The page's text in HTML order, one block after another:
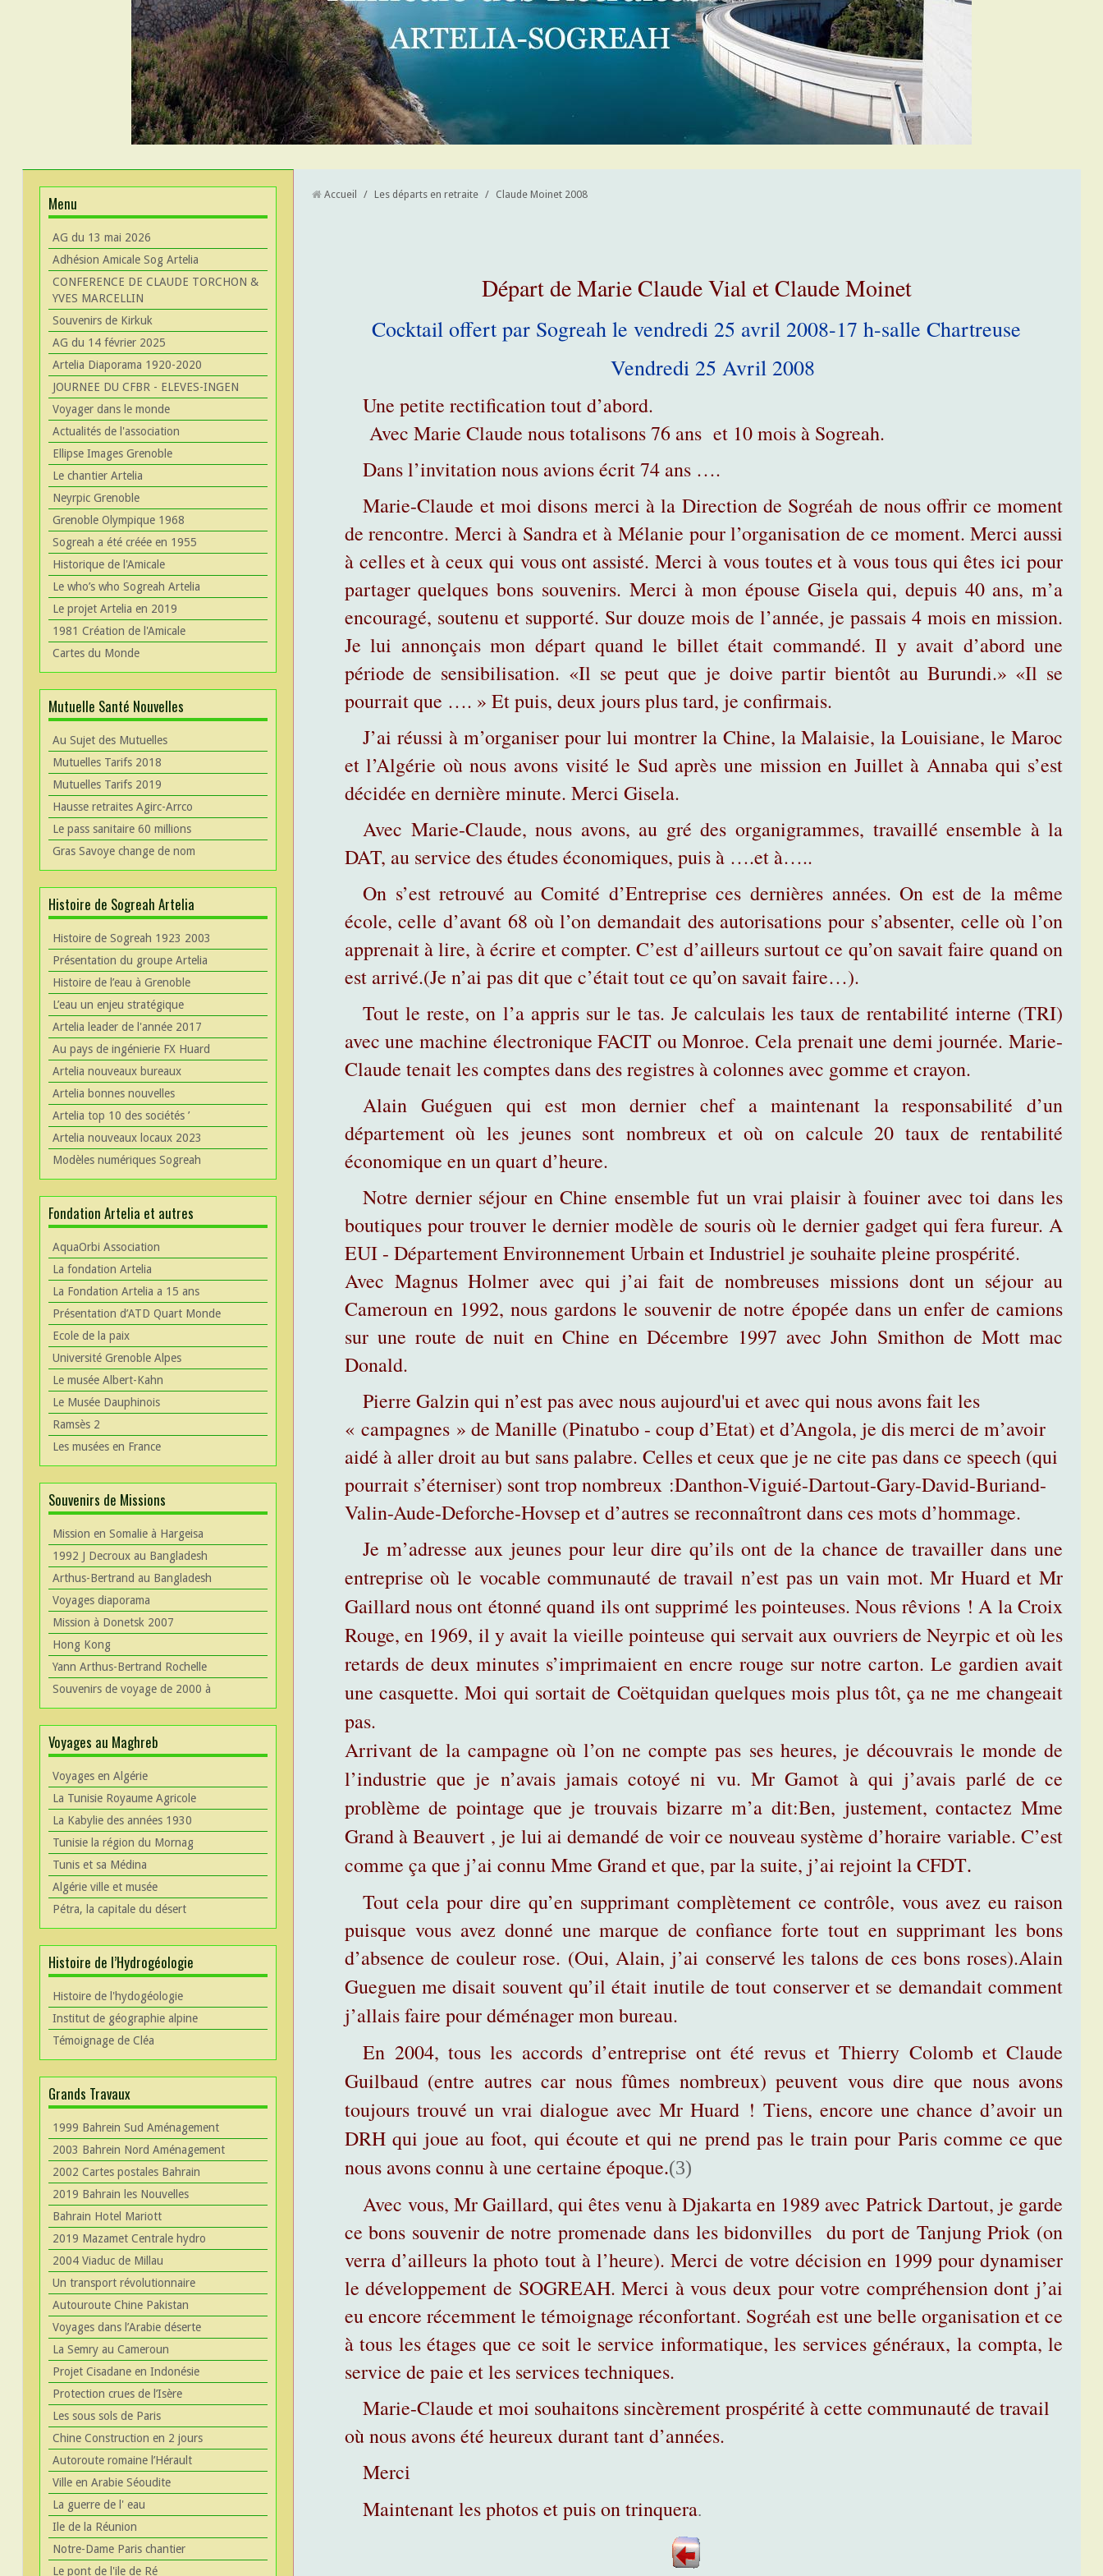
Menu
AG du 13 mai 2026
Adhésion Amicale Sog Artelia
CONFERENCE DE CLAUDE TORCHON &
YVES MARCELLIN
Souvenirs de Kirkuk
AG du 14 février 2025
Artelia Diaporama 1920-2020
JOURNEE DU CFBR - ELEVES-INGEN
Voyager dans le monde
Actualités de l'association
Ellipse Images Grenoble
Le chantier Artelia
Neyrpic Grenoble
Grenoble Olympique 1968
Sogreah a été créée en 1955
Historique de l'Amicale
Le who’s who Sogreah Artelia
Le projet Artelia en 2019
1981 Création de l'Amicale
Cartes du Monde
Mutuelle Santé Nouvelles
Au Sujet des Mutuelles
Mutuelles Tarifs 2018
Mutuelles Tarifs 2019
Hausse retraites Agirc-Arrco
Le pass sanitaire 60 millions
Gras Savoye change de nom
Histoire de Sogreah Artelia
Histoire de Sogreah 1923 2003
Présentation du groupe Artelia
Histoire de l’eau à Grenoble
L’eau un enjeu stratégique
Artelia leader de l'année 2017
Au pays de ingénierie FX Huard
Artelia nouveaux bureaux
Artelia bonnes nouvelles
Artelia top 10 des sociétés ’
Artelia nouveaux locaux 2023
Modèles numériques Sogreah
Fondation Artelia et autres
AquaOrbi Association
La fondation Artelia
La Fondation Artelia a 15 ans
Présentation d’ATD Quart Monde
Ecole de la paix
Université Grenoble Alpes
Le musée Albert-Kahn
Le Musée Dauphinois
Ramsès 2
Les musées en France
Souvenirs de Missions
Mission en Somalie à Hargeisa
1992 J Decroux au Bangladesh
Arthus-Bertrand au Bangladesh
Voyages diaporama
Mission à Donetsk 2007
Hong Kong
Yann Arthus-Bertrand Rochelle
Souvenirs de voyage de 2000 à
Voyages au Maghreb
Voyages en Algérie
La Tunisie Royaume Agricole
La Kabylie des années 1930
Tunisie la région du Mornag
Tunis et sa Médina
Algérie ville et musée
Pétra, la capitale du désert
Histoire de l’Hydrogéologie
Histoire de l'hydogéologie
Institut de géographie alpine
Témoignage de Cléa
Grands Travaux
1999 Bahrein Sud Aménagement
2003 Bahrein Nord Aménagement
2002 Cartes postales Bahrain
2019 Bahrain les Nouvelles
Bahrain Hotel Mariott
2019 Mazamet Centrale hydro
2004 Viaduc de Millau
Un transport révolutionnaire
Autouroute Chine Pakistan
Voyages dans l’Arabie déserte
La Semry au Cameroun
Projet Cisadane en Indonésie
Protection crues de l’Isère
Les sous sols de Paris
Chine Construction en 2 jours
Autoroute romaine l’Hérault
Ville en Arabie Séoudite
La guerre de l' eau
Ile de la Réunion
Notre-Dame Paris chantier
Le pont de l'ile de Ré
Accueil / Les départs en retraite / Claude Moinet 2008
Départ de Marie Claude Vial et Claude Moinet
Cocktail offert par Sogreah le vendredi 25 avril 2008-17 h-salle Chartreuse
Vendredi 25 Avril 2008
Une petite rectification tout d’abord.
Avec Marie Claude nous totalisons 76 ans et 10 mois à Sogreah.
Dans l’invitation nous avions écrit 74 ans ….
Marie-Claude et moi disons merci à la Direction de Sogréah de nous offrir ce moment
de rencontre. Merci à Sandra et à Mélanie pour l’organisation de ce moment. Merci aussi
à celles et à ceux qui vous ont assisté. Merci à vous toutes et à vous tous qui êtes ici pour
partager quelques bons souvenirs. Merci à mon épouse Gisela qui, depuis 40 ans, m’a
encouragé, soutenu et supporté. Sur douze mois de l’année, je passais 4 mois en mission.
Je lui annonçais mon départ quand le billet était commandé. Il y avait d’abord une
période de sensibilisation. «Il se peut que je doive partir bientôt au Burundi.» «Il se
pourrait que …. » Et puis, deux jours plus tard, je confirmais.
J’ai réussi à m’organiser pour lui montrer la Chine, la Malaisie, la Louisiane, le Maroc
et l’Algérie où nous avons visité le Sud après une mission en Juillet à Annaba qui s’est
décidée en dernière minute. Merci Gisela.
Avec Marie-Claude, nous avons, au gré des organigrammes, travaillé ensemble à la
DAT, au service des études économiques, puis à ….et à…..
On s’est retrouvé au Comité d’Entreprise ces dernières années. On est de la même
école, celle d’avant 68 où l’on demandait des autorisations pour s’absenter, celle où l’on
apprenait à lire, à écrire et compter. C’est d’ailleurs surtout ce qu’on savait faire quand on
est arrivé.(Je n’ai pas dit que c’était tout ce qu’on savait faire…).
Tout le reste, on l’a appris sur le tas. Je calculais les taux de rentabilité interne (TRI)
avec une machine électronique FACIT ou Monroe. Cela prenait une demi journée. Marie-
Claude tenait les comptes dans des registres à colonnes avec gomme et crayon.
Alain Guéguen qui est mon dernier chef a maintenant la responsabilité d’un
département où les jeunes sont nombreux et où on calcule 20 taux de rentabilité
économique en un quart d’heure.
Notre dernier séjour en Chine ensemble fut un vrai plaisir à fouiner avec toi dans les
boutiques pour trouver le dernier modèle de souris où le dernier gadget qui fera fureur. A
EUI - Département Environnement Urbain et Industriel je souhaite pleine prospérité.
Avec Magnus Holmer avec qui j’ai fait de nombreuses missions dont un séjour au
Cameroun en 1992, nous gardons le souvenir de notre épopée dans un enfer de camions
sur une route de nuit en Chine en Décembre 1997 avec John Smithon de Mott mac
Donald.
Pierre Galzin qui n’est pas avec nous aujourd'ui et avec qui nous avons fait les
« campagnes » de Manille (Pinatubo - coup d’Etat) et d’Angola, je dis merci de m’avoir
aidé à aller droit au but sans palabre. Celles et ceux que je ne cite pas dans ce speech (qui
pourrait s’éterniser) sont trop nombreux :Danthon-Viguié-Dartout-Gary-David-Buriand-
Valin-Aude-Deforche-Hovsep et d’autres se reconnaîtront dans ces mots d’hommage.
Je m’adresse aux jeunes pour leur dire qu’ils ont de la chance de travailler dans une
entreprise où le vocable communauté de travail n’est pas un vain mot. Mr Huard et Mr
Gaillard nous ont étonné quand ils ont supprimé les pointeuses. Nous rêvions ! A la Croix
Rouge, en 1969, il y avait la vieille pointeuse qui servait aux ouvriers de Neyrpic et où les
retards de deux minutes s’imprimaient en encre rouge sur notre carton. Le gardien avait
une casquette. Moi qui sortait de Coëtquidan quelques mois plus tôt, ça ne me changeait
pas.
Arrivant de la campagne où l’on ne compte pas ses heures, je découvrais le monde de
l’industrie que je n’avais jamais cotoyé ni vu. Mr Gamot à qui j’avais parlé de ce
problème de pointage que je trouvais bizarre m’a dit:Ben, justement, contactez Mme
Grand à Beauvert , je lui ai demandé de voir ce nouveau système d’horaire variable. C’est
comme ça que j’ai connu Mme Grand et que, par la suite, j’ai rejoint la CFDT.
Tout cela pour dire qu’en supprimant complètement ce contrôle, vous avez eu raison
puisque vous avez donné une marque de confiance forte tout en supprimant les bons
d’absence de couleur rose. (Oui, Alain, j’ai conservé les talons de ces bons roses).Alain
Gueguen me disait souvent qu’il était inutile de tout conserver et se demandait comment
j’allais faire pour déménager mon bureau.
En 2004, tous les accords d’entreprise ont été revus et Thierry Colomb et Claude
Guilbaud (entre autres car nous fûmes nombreux) peuvent vous dire que nous avons
toujours trouvé un vrai dialogue avec Mr Huard ! Tiens, encore une chance d’avoir un
DRH qui joue au foot, qui écoute et qui ne prend pas le train pour Paris comme ce que
nous avons connu à une certaine époque.(3)
Avec vous, Mr Gaillard, qui êtes venu à Djakarta en 1989 avec Patrick Dartout, je garde
ce bons souvenir de notre promenade dans les bidonvilles du port de Tanjung Priok (on
verra d’ailleurs la photo tout à l’heure). Merci de votre décision en 1999 pour dynamiser
le développement de SOGREAH. Merci à vous deux pour votre compréhension dont j’ai
eu encore récemment le témoignage réconfortant. Sogréah est une belle organisation et ce
à tous les étages que ce soit le service informatique, les services généraux, la compta, le
service de paie et les services techniques.
Marie-Claude et moi souhaitons sincèrement prospérité à cette communauté de travail
où nous avons été heureux durant tant d’années.
Merci
Maintenant les photos et puis on trinquera.